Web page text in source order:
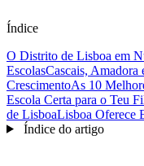
Índice
O Distrito de Lisboa em
EscolasCascais,
CrescimentoAs 10
Escola Certa para o Teu
de LisboaLisboa Oferece
Índice do artigo